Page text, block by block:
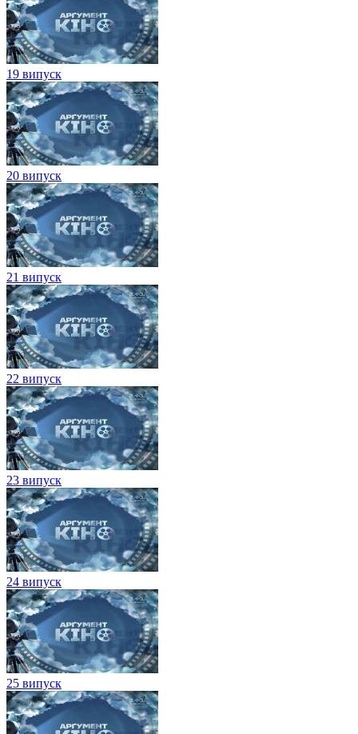
19 випуск
20 випуск
21 випуск
22 випуск
23 випуск
24 випуск
25 випуск